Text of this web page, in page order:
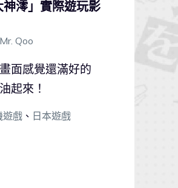
澪」實際遊玩影
Mr. Qoo
面感覺還滿好的
起來！
遊戲、 日本遊戲